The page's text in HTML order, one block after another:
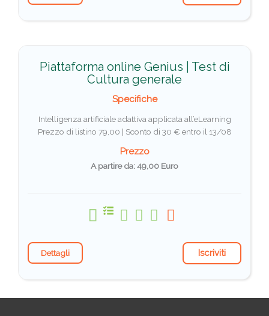
Piattaforma online Genius | Test di
Cultura generale
Specifiche
Intelligenza artificiale adattiva applicata all’eLearning
Prezzo di listino 79,00 | Sconto di 30 € entro il 13/08
Prezzo
A partire da: 49,00 Euro
Dettagli Iscriviti